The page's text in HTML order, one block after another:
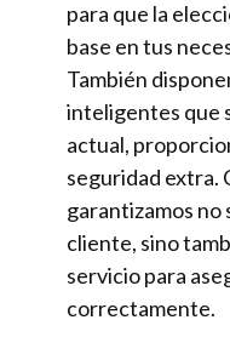
para que la
base en tus
También
inteligentes que
actual,
seguridad extra.
garantizamos no
cliente, sino
servicio para
correctamente.